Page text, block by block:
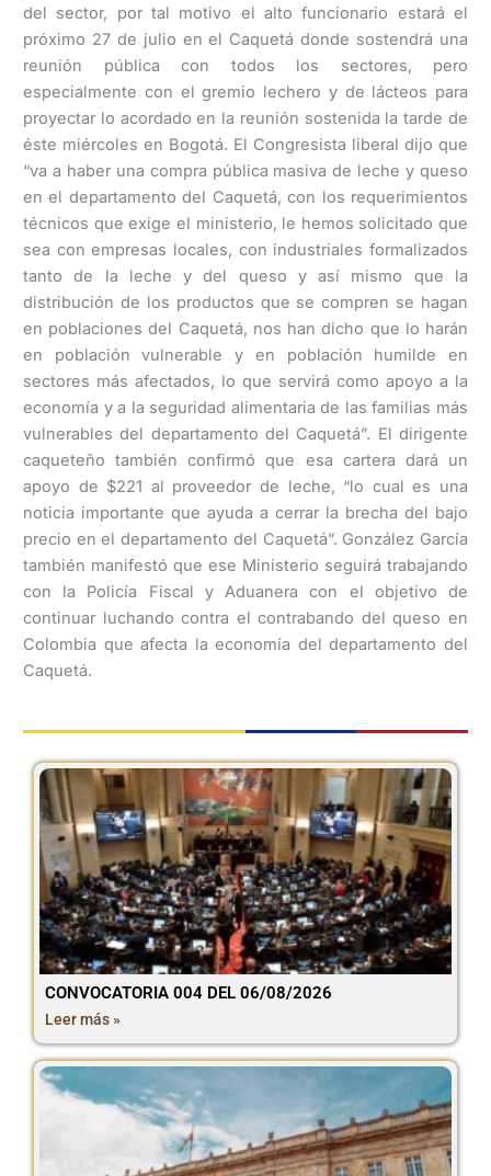
del sector, por tal motivo el alto funcionario estará el
próximo 27 de julio en el Caquetá donde sostendrá una
reunión pública con todos los sectores, pero
especialmente con el gremio lechero y de lácteos para
proyectar lo acordado en la reunión sostenida la tarde de
éste miércoles en Bogotá. El Congresista liberal dijo que
“va a haber una compra pública masiva de leche y queso
en el departamento del Caquetá, con los requerimientos
técnicos que exige el ministerio, le hemos solicitado que
sea con empresas locales, con industriales formalizados
tanto de la leche y del queso y así mismo que la
distribución de los productos que se compren se hagan
en poblaciones del Caquetá, nos han dicho que lo harán
en población vulnerable y en población humilde en
sectores más afectados, lo que servirá como apoyo a la
economía y a la seguridad alimentaria de las familias más
vulnerables del departamento del Caquetá”. El dirigente
caqueteño también confirmó que esa cartera dará un
apoyo de $221 al proveedor de leche, “lo cual es una
noticia importante que ayuda a cerrar la brecha del bajo
precio en el departamento del Caquetá”. González García
también manifestó que ese Ministerio seguirá trabajando
con la Policía Fiscal y Aduanera con el objetivo de
continuar luchando contra el contrabando del queso en
Colombia que afecta la economía del departamento del
Caquetá.
CONVOCATORIA 004 DEL 06/08/2026
Leer más »